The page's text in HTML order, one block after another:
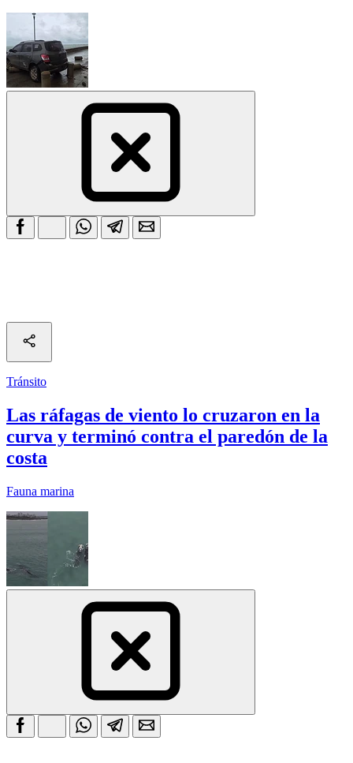
Tránsito
Las ráfagas de viento lo cruzaron en la
curva y terminó contra el paredón de la
costa
Fauna marina